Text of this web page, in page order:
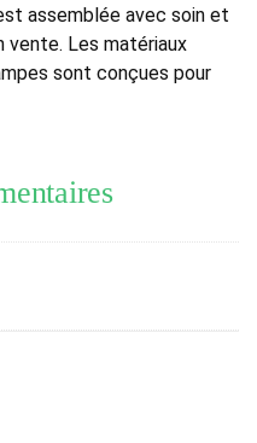
assemblée avec soin et
vente. Les matériaux
sont conçues pour